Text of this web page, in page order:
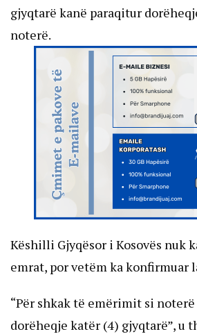
gjyqtarë kanë paraqitur
noterë.
Këshilli Gjyqësor i Kosovës nuk
emrat, por vetëm ka konfirmuar
“Për shkak të emërimit si
dorëheqje katër (4) gjyqtarë”, u